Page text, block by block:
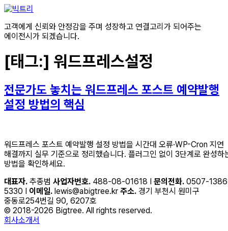
콘텐츠로
고객에게 신뢰와 안정감을 주며 성장하고 연결고리가 되어주는
에이전시가 되겠습니다.
[태그:] 워드프레스설정
전문가도 놓치는 워드프레스 포스트 예약발행
설정 방법의 핵심
워드프레스 포스트 예약발행 설정 방법을 시간대 오류·WP-Cron 지연
해결까지 실무 기준으로 정리했습니다. 플러그인 없이 3단계로 완성하
방법을 확인하세요.
대표자. 추종범 사업자번호. 488-08-01618 I 문의전화. 0507-
5330 I 이메일. lewis@abigtree.kr 주소. 경기 부천시 원미구
중동로254번길 90, 6207호
© 2018-2026 Bigtree. All rights reserved.
회사소개서